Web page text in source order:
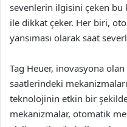
sevenlerin ilgisini çeken
ile dikkat çeker. Her biri,
yansıması olarak saat
Tag Heuer, inovasyona
saatlerindeki
teknolojinin etkin bir şekilde
mekanizmalar, otomatik